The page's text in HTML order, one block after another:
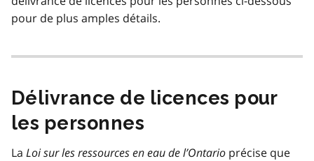
pour de plus amples détails.
Délivrance de licences pour
les personnes
La Loi sur les ressources en eau de l’Ontario précise que